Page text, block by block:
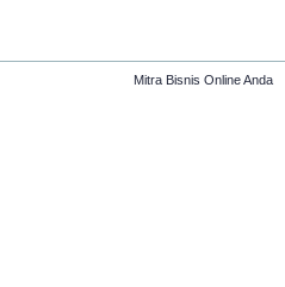
Mitra Bisnis Online Anda